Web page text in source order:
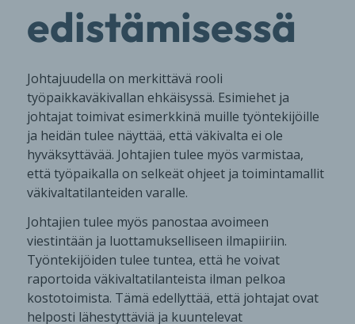
edistämisessä
Johtajuudella on merkittävä rooli
työpaikkaväkivallan ehkäisyssä. Esimiehet ja
johtajat toimivat esimerkkinä muille työntekijöille
ja heidän tulee näyttää, että väkivalta ei ole
hyväksyttävää. Johtajien tulee myös varmistaa,
että työpaikalla on selkeät ohjeet ja toimintamallit
väkivaltatilanteiden varalle.
Johtajien tulee myös panostaa avoimeen
viestintään ja luottamukselliseen ilmapiiriin.
Työntekijöiden tulee tuntea, että he voivat
raportoida väkivaltatilanteista ilman pelkoa
kostotoimista. Tämä edellyttää, että johtajat ovat
helposti lähestyttäviä ja kuuntelevat